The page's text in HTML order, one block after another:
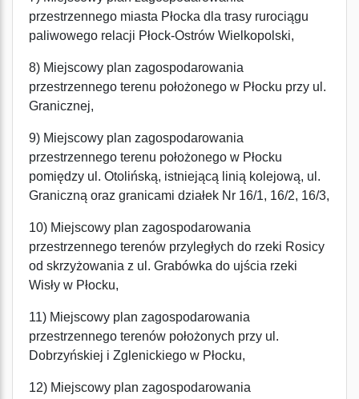
przestrzennego miasta Płocka dla trasy rurociągu
paliwowego relacji Płock-Ostrów Wielkopolski,
8) Miejscowy plan zagospodarowania
przestrzennego terenu położonego w Płocku przy ul.
Granicznej,
9) Miejscowy plan zagospodarowania
przestrzennego terenu położonego w Płocku
pomiędzy ul. Otolińską, istniejącą linią kolejową, ul.
Graniczną oraz granicami działek Nr 16/1, 16/2, 16/3,
10) Miejscowy plan zagospodarowania
przestrzennego terenów przyległych do rzeki Rosicy
od skrzyżowania z ul. Grabówka do ujścia rzeki
Wisły w Płocku,
11) Miejscowy plan zagospodarowania
przestrzennego terenów położonych przy ul.
Dobrzyńskiej i Zglenickiego w Płocku,
12) Miejscowy plan zagospodarowania